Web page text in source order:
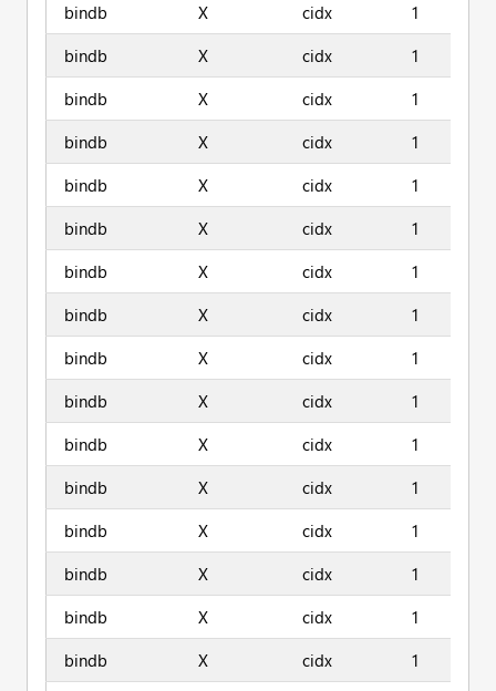
bindb
X cidx
1
bindb
X cidx
1
bindb
X cidx
1
bindb
X cidx
1
bindb
X cidx
1
bindb
X cidx
1
bindb
X cidx
1
bindb
X cidx
1
bindb
X cidx
1
bindb
X cidx
1
bindb
X cidx
1
bindb
X cidx
1
bindb
X cidx
1
bindb
X cidx
1
bindb
X cidx
1
bindb
X cidx
1